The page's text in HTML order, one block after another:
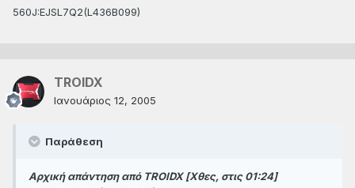
560J:EJSL7Q2(L436B099)
TROIDX
Ιανουάριος 12, 2005
Παράθεση
Αρχική απάντηση από TROIDX [Χθες, στις 01:24]